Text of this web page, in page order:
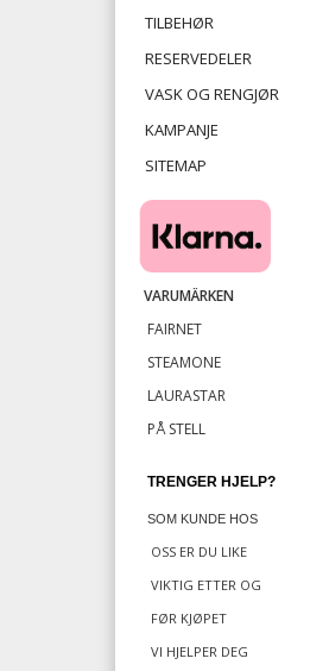
TILBEHØR
RESERVEDELER
VASK OG RENGJØR
KAMPANJE
SITEMAP
VARUMÄRKEN
FAIRNET
STEAMONE
LAURASTAR
PÅ STELL
TRENGER HJELP?
SOM KUNDE HOS
OSS ER DU LIKE
VIKTIG ETTER OG
FØR KJØPET
VI HJELPER DEG